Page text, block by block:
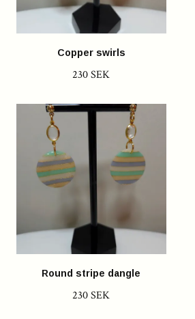
Copper swirls
230 SEK
Round stripe dangle
230 SEK